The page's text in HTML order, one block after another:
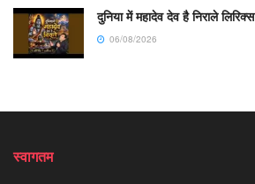
दुनिया में महादेव देव है निराले लिरिक्स
06/08/2026
स्वागतम